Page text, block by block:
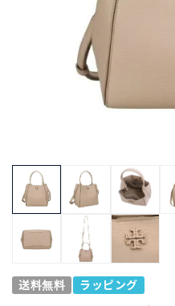
送料無料 ラッピング